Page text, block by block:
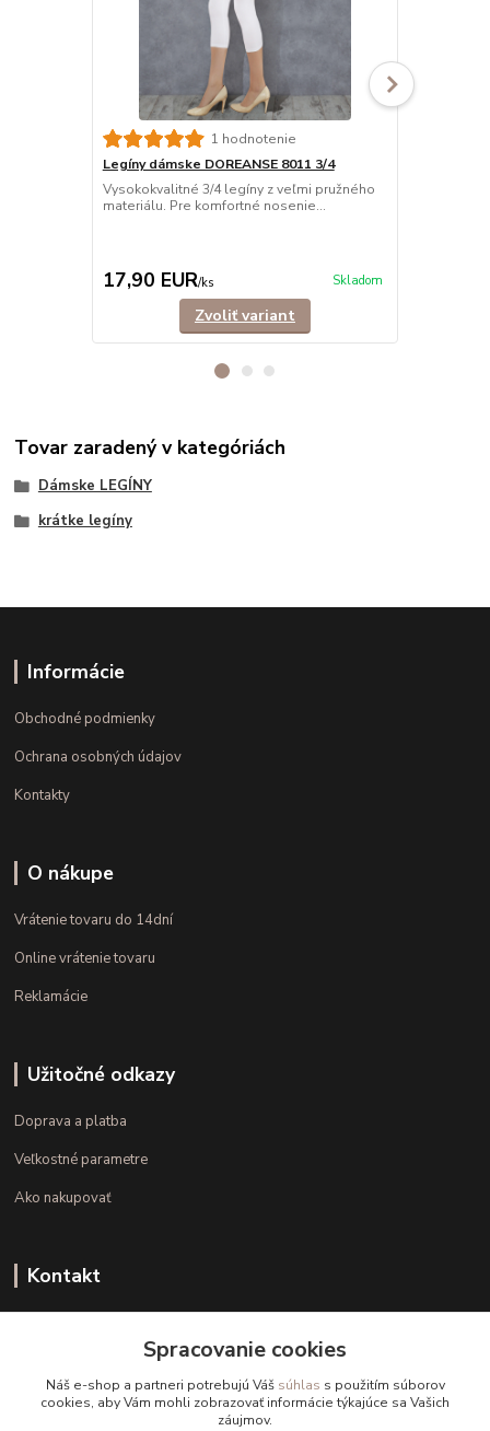
1 hodnotenie
Legíny dámske DOREANSE 8011 3/4
Vysokokvalitné 3/4 legíny z veľmi pružného
materiálu. Pre komfortné nosenie...
17,90 EUR/ks Skladom
Zvoliť variant
Tovar zaradený v kategóriách
Dámske LEGÍNY
krátke legíny
Informácie
Obchodné podmienky
Ochrana osobných údajov
Kontakty
O nákupe
Vrátenie tovaru do 14dní
Online vrátenie tovaru
Reklamácie
Užitočné odkazy
Doprava a platba
Veľkostné parametre
Ako nakupovať
Kontakt
(Po.-Pi. 10.00 - 15.00)
info@kvalitnaBielizen.sk
Spracovanie cookies
Náš e-shop a partneri potrebujú Váš súhlas s použitím súborov
cookies, aby Vám mohli zobrazovať informácie týkajúce sa Vašich
záujmov.